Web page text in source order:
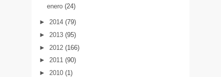
enero (24)
► 2014 (79)
► 2013 (95)
► 2012 (166)
► 2011 (90)
► 2010 (1)